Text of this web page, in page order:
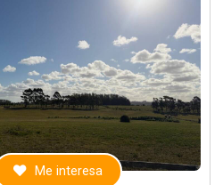
Me interesa